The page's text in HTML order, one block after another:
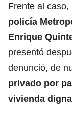
Frente al caso,
policía
Enrique
presentó
denunció, de
privado por
vivienda